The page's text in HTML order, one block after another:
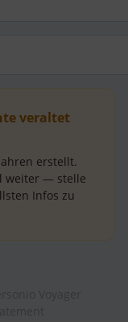
veraltet
erstellt.
weiter — stelle
Infos zu